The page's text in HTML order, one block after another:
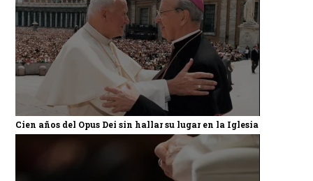
Cien años del Opus Dei sin hallar su lugar en la Iglesia